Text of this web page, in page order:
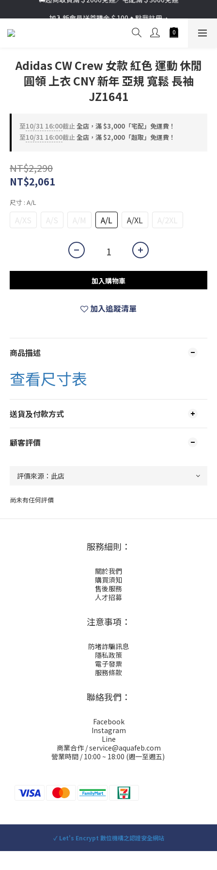
加入新會員送首購金＄100🔥點我註冊➞
Adidas CW Crew 女款 紅色 運動 休閒
圓領 上衣 CNY 新年 亞規 寬鬆 長袖
JZ1641
至10/31 16:00截止全店，滿 $3,000「宅配」免運費！
至10/31 16:00截止全店，滿 $2,000「超取」免運費！
NT$2,290
NT$2,061
尺寸 : A/L
A/XS A/S A/M A/L A/XL A/2XL
加入購物車
加入追蹤清單
商品描述
查看尺寸表
送貨及付款方式
顧客評價
尚未有任何評價
服務細則：
關於我們
購買須知
售後服務
人才招募
注意事項：
防堵詐騙訊息
隱私政策
電子發票
服務條款
聯絡我們：
Facebook
Instagram
Line
商業合作 / service@aquafeb.com
營業時間 / 10:00 ~ 18:00 (週一至週五)
✓ Let's Encrypt 數位機構之認證安全網站